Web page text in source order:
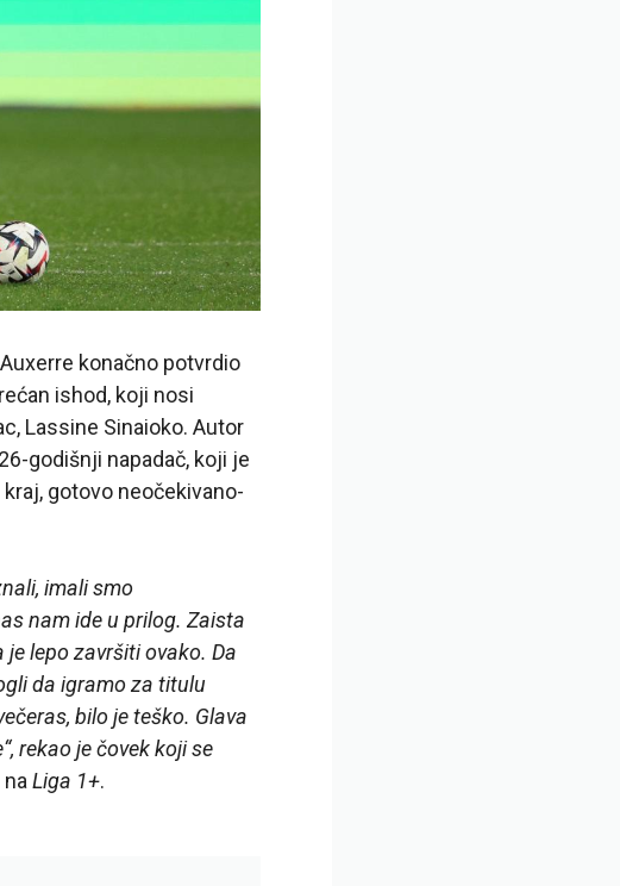
konačno potvrdio
ishod, koji nosi
Lassine Sinaioko. Autor
godišnji napadač, koji je
gotovo neočekivano-
imali smo
nam ide u prilog. Zaista
lepo završiti ovako. Da
da igramo za titulu
bilo je teško. Glava
rekao je čovek koji se
na Liga 1+.